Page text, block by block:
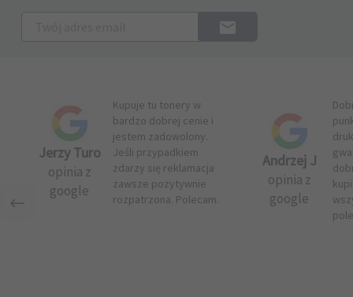
Jerzy Turo
opinia z
google
Kupuje tu tonery w
bardzo dobrej cenie i
jestem zadowolony.
Jeśli przypadkiem
zdarzy się reklamacja
zawsze pozytywnie
rozpatrzona. Polecam.
Andrzej J
opinia z
google